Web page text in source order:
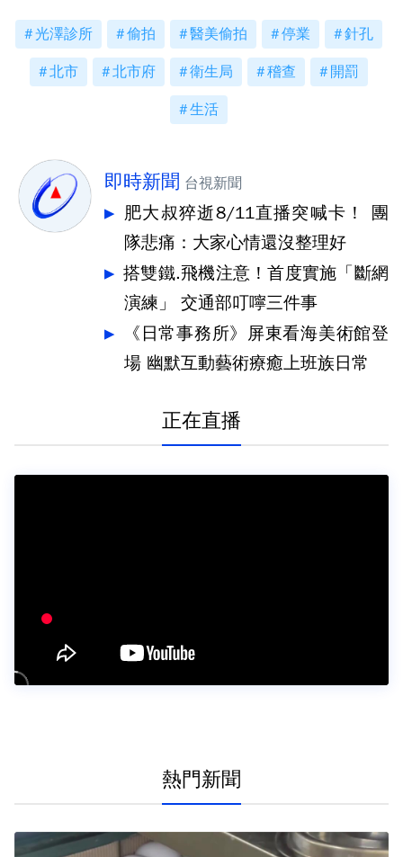
光澤診所 偷拍 醫美偷拍 停業 針孔
北市 北市府 衛生局 稽查 開罰
生活
即時新聞 台視新聞
肥大叔猝逝8/11直播突喊卡！ 團
隊悲痛：大家心情還沒整理好
搭雙鐵.飛機注意！首度實施「斷網
演練」 交通部叮嚀三件事
《日常事務所》屏東看海美術館登
場 幽默互動藝術療癒上班族日常
正在直播
熱門新聞